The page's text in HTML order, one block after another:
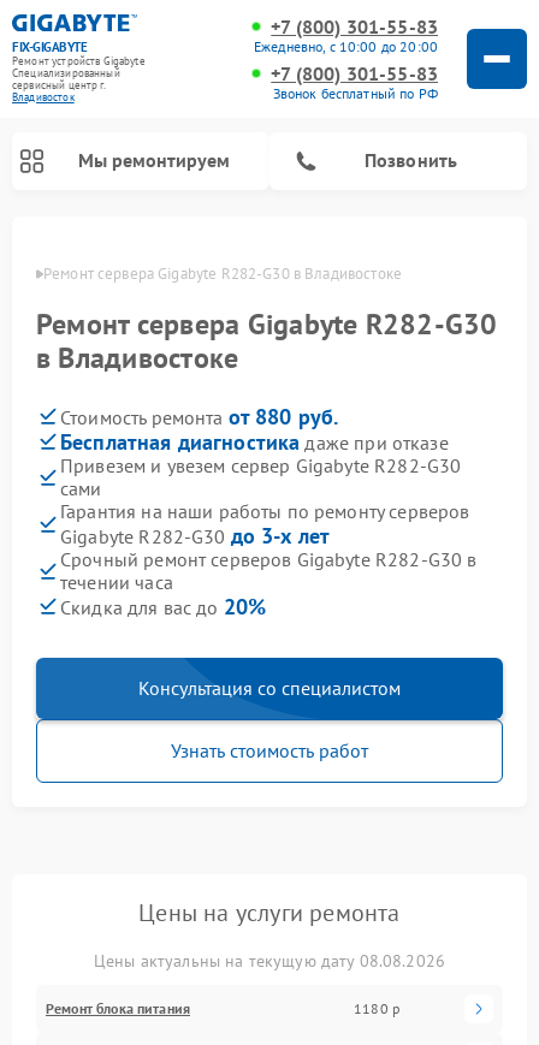
FIX-GIGABYTE
Ремонт устройств Gigabyte
Специализированный
cервисный центр г.
Владивосток
+7 (800) 301-55-83
Ежедневно, с 10:00 до 20:00
+7 (800) 301-55-83
Звонок бесплатный по РФ
Мы ремонтируем Позвонить
Ремонт сервера Gigabyte R282-G30 в Владивостоке
Ремонт сервера Gigabyte R282-G30
в Владивостоке
Стоимость ремонта от 880 руб.
Бесплатная диагностика даже при отказе
Привезем и увезем сервер Gigabyte R282-G30
сами
Гарантия на наши работы по ремонту серверов
Gigabyte R282-G30 до 3-х лет
Срочный ремонт серверов Gigabyte R282-G30 в
течении часа
Скидка для вас до 20%
Консультация со специалистом
Узнать стоимость работ
Цены на услуги ремонта
Цены актуальны на текущую дату 08.08.2026
Ремонт блока питания 1180 р